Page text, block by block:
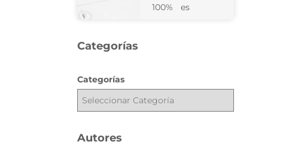
100%
es
Categorías
Categorías
Autores